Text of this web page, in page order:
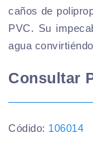
caños de
PVC. Su
agua
Consultar
Códido: 106014